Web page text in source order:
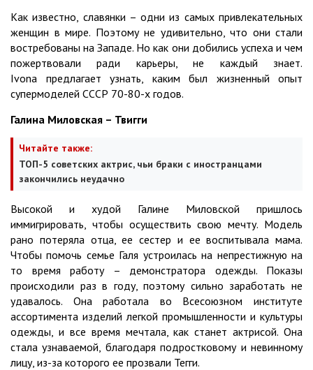
Как известно, славянки – одни из самых привлекательных
женщин в мире. Поэтому не удивительно, что они стали
востребованы на Западе. Но как они добились успеха и чем
пожертвовали ради карьеры, не каждый знает.
Ivona
предлагает узнать, каким был жизненный опыт
супермоделей СССР 70-80-х годов.
Галина Миловская – Твигги
Читайте также:
ТОП-5 советских актрис, чьи браки с иностранцами
закончились неудачно
Высокой и худой Галине Миловской пришлось
иммигрировать, чтобы осуществить свою мечту. Модель
рано потеряла отца, ее сестер и ее воспитывала мама.
Чтобы помочь семье Галя устроилась на непрестижную на
то время работу – демонстратора одежды. Показы
происходили раз в году, поэтому сильно заработать не
удавалось. Она работала во Всесоюзном институте
ассортимента изделий легкой промышленности и культуры
одежды, и все время мечтала, как станет актрисой. Она
стала узнаваемой, благодаря подростковому и невинному
лицу, из-за которого ее прозвали Тегги.